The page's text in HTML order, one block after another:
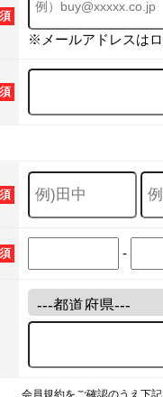
※メールアドレスはロ
-
会員規約をご確認のうえ下